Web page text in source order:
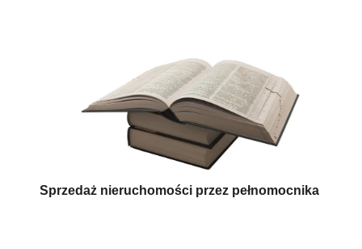
Sprzedaż nieruchomości przez pełnomocnika